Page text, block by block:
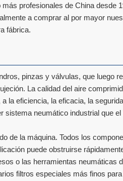
profesionales de China desde
a comprar al por mayor
fábrica.
pinzas y válvulas, que luego
La calidad del aire
la eficiencia, la eficacia, la
sistema neumático industrial que el
de la máquina. Todos los
puede obstruirse
o las herramientas neumáticas
filtros especiales más finos para